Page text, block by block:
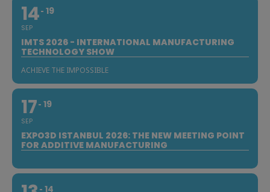
14
SEP
19
IMTS 2026 - INTERNATIONAL MANUFACTURING
TECHNOLOGY SHOW
ACHIEVE THE IMPOSSIBLE
17
SEP
19
EXPO3D ISTANBUL 2026: THE NEW MEETING POINT
FOR ADDITIVE MANUFACTURING
14